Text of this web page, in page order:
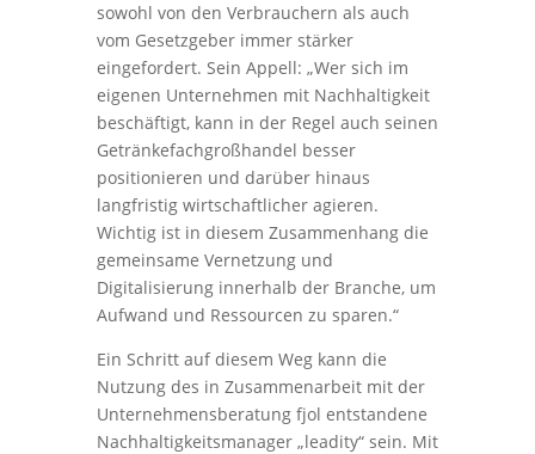
sowohl von den Verbrauchern als auch
vom Gesetzgeber immer stärker
eingefordert. Sein Appell: „Wer sich im
eigenen Unternehmen mit Nachhaltigkeit
beschäftigt, kann in der Regel auch seinen
Getränkefachgroßhandel besser
positionieren und darüber hinaus
langfristig wirtschaftlicher agieren.
Wichtig ist in diesem Zusammenhang die
gemeinsame Vernetzung und
Digitalisierung innerhalb der Branche, um
Aufwand und Ressourcen zu sparen.“
Ein Schritt auf diesem Weg kann die
Nutzung des in Zusammenarbeit mit der
Unternehmensberatung fjol entstandene
Nachhaltigkeitsmanager „leadity“ sein. Mit